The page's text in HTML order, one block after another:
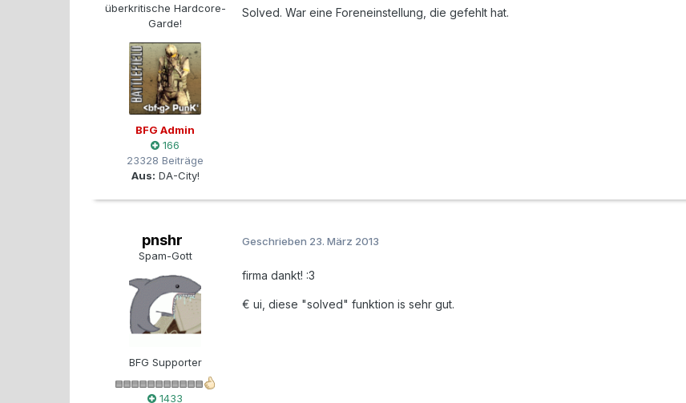
überkritische Hardcore-
Garde!
BFG Admin
166
23328 Beiträge
Aus: DA-City!
Solved. War eine Foreneinstellung, die gefehlt hat.
pnshr
Spam-Gott
BFG Supporter
1433
Geschrieben 23. März 2013
firma dankt! :3
€ ui, diese "solved" funktion is sehr gut.